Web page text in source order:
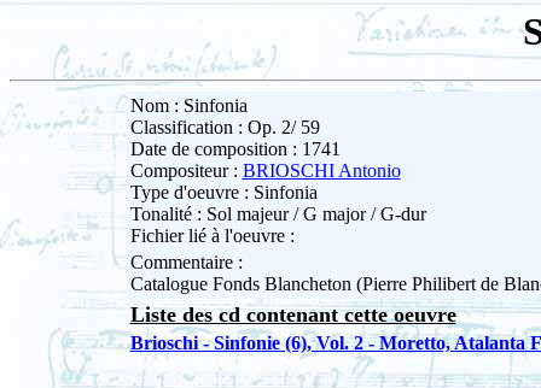
Nom : Sinfonia
Classification : Op. 2/ 59
Date de composition : 1741
Compositeur : BRIOSCHI Antonio
Type d'oeuvre : Sinfonia
Tonalité : Sol majeur / G major / G-dur
Fichier lié à l'oeuvre :
Commentaire :
Catalogue Fonds Blancheton (Pierre Philibert de
Liste des cd contenant cette oeuvre
Brioschi - Sinfonie (6), Vol. 2 - Moretto, Atalanta